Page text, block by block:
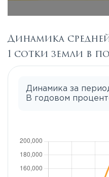
Динамика
1 сотки земли в
Динамика за
В годовом